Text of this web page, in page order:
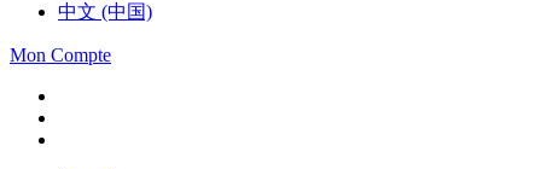
中文 (中国)
Mon Compte